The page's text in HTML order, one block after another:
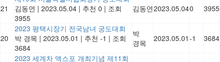
21
김동연 | 2023.05.04 | 추천 0 | 조회
3955
김동연2023.05.040 3955
20
2023 평택시장기 전국남녀 궁도대회
박 경목 | 2023.05.01 | 추천 -1 | 조회
3684
박
경목
2023.05.01 -1 3684
2023 세계차 액스포 개최기념 제11회